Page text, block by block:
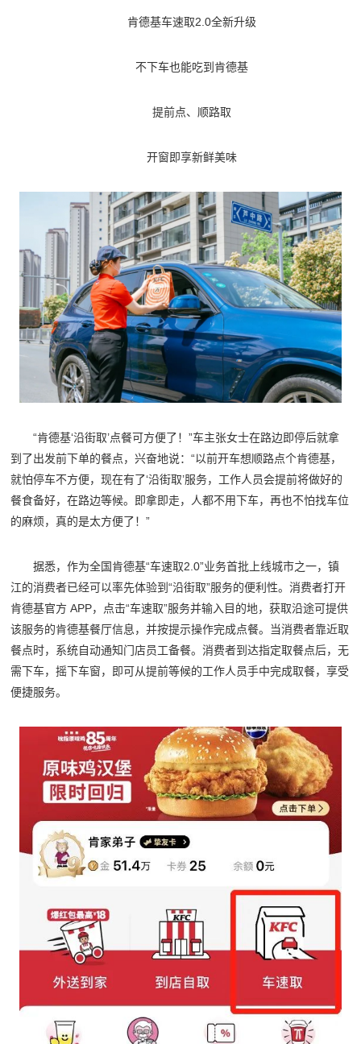
肯德基车速取2.0全新升级
不下车也能吃到肯德基
提前点、顺路取
开窗即享新鲜美味
“肯德基‘沿街取’点餐可方便了！”车主张女士在路边即停后就拿
到了出发前下单的餐点，兴奋地说：“以前开车想顺路点个肯德基，
就怕停车不方便，现在有了‘沿街取’服务，工作人员会提前将做好的
餐食备好，在路边等候。即拿即走，人都不用下车，再也不怕找车位
的麻烦，真的是太方便了！”
据悉，作为全国肯德基“车速取2.0”业务首批上线城市之一，镇
江的消费者已经可以率先体验到“沿街取”服务的便利性。消费者打开
肯德基官方 APP，点击“车速取”服务并输入目的地，获取沿途可提供
该服务的肯德基餐厅信息，并按提示操作完成点餐。当消费者靠近取
餐点时，系统自动通知门店员工备餐。消费者到达指定取餐点后，无
需下车，摇下车窗，即可从提前等候的工作人员手中完成取餐，享受
便捷服务。